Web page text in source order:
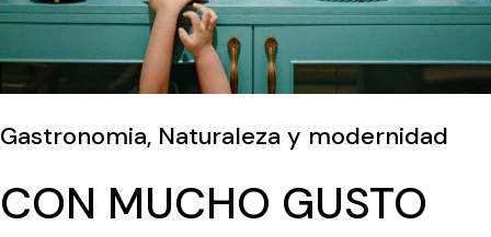
Gastronomia, Naturaleza y modernidad
CON MUCHO GUSTO